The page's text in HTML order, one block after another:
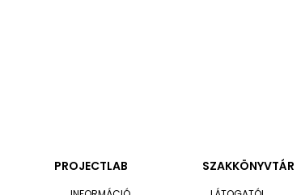
PROJECTLAB SZAKKÖNYVTÁR